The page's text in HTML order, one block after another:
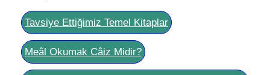
Tavsiye Ettiğimiz Temel Kitaplar
Meâl Okumak Câiz Midir?